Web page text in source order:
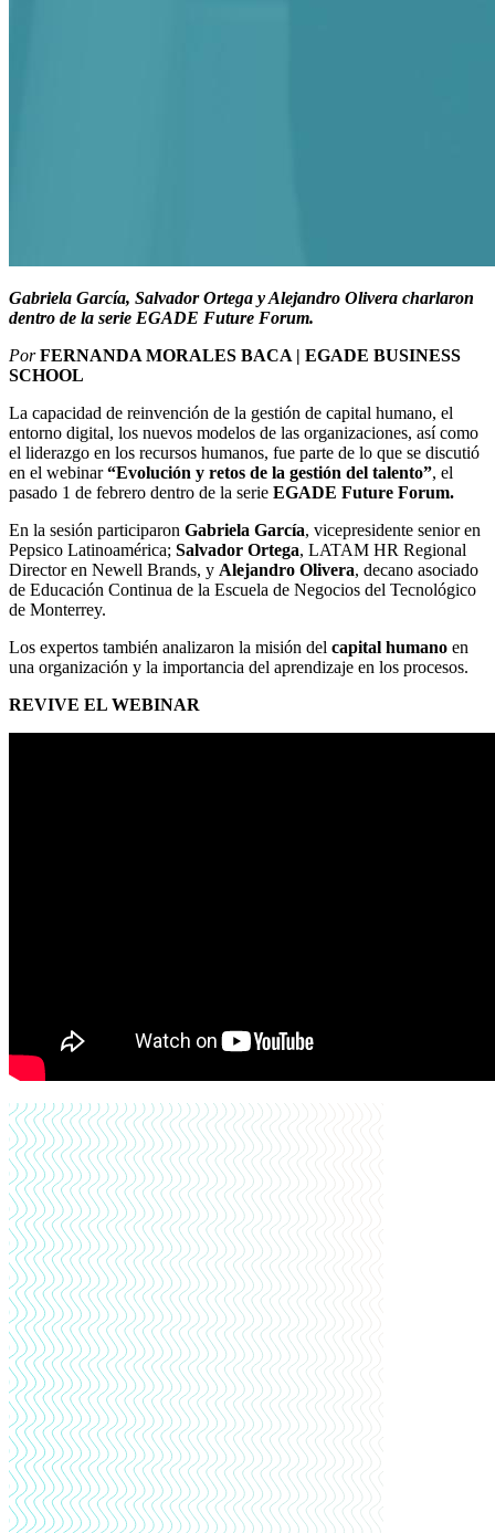
Gabriela García, Salvador Ortega y Alejandro Olivera charlaron
dentro de la serie EGADE Future Forum.
Por FERNANDA MORALES BACA | EGADE BUSINESS
SCHOOL
La capacidad de reinvención de la gestión de capital humano, el
entorno digital, los nuevos modelos de las organizaciones, así como
el liderazgo en los recursos humanos, fue parte de lo que se discutió
en el webinar“Evolución y retos de la gestión del talento”, el
pasado 1 de febrero dentro de la serie EGADE Future Forum.
En la sesión participaron Gabriela García, vicepresidente senior en
Pepsico Latinoamérica; Salvador Ortega, LATAM HR Regional
Director en Newell Brands, y Alejandro Olivera, decano asociado
de Educación Continua de la Escuela de Negocios del Tecnológico
de Monterrey.
Los expertos también analizaron la misión del capital humano en
una organización y la importancia del aprendizaje en los procesos.
REVIVE EL WEBINAR